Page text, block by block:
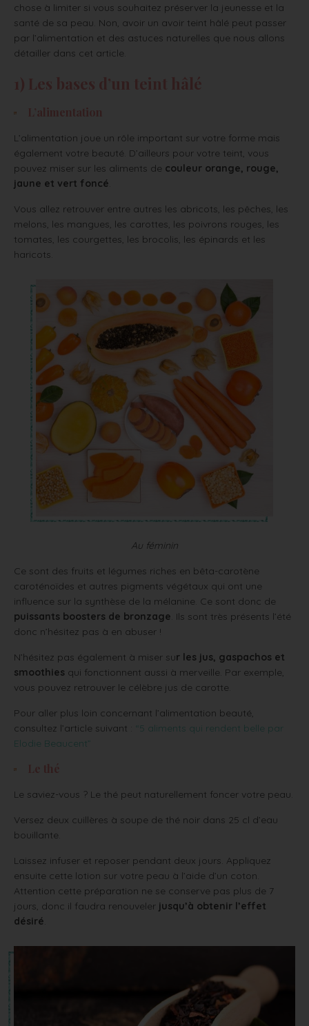
chose à limiter si vous souhaitez préserver la jeunesse et la
santé de sa peau. Non, avoir un avoir teint hâlé peut passer
par l’alimentation et des astuces naturelles que nous allons
détailler dans cet article.
L’alimentation joue un rôle important sur votre forme mais
également votre beauté. D’ailleurs pour votre teint, vous
pouvez miser sur les aliments de couleur orange, rouge,
jaune et vert foncé
Vous allez retrouver entre autres les abricots, les pêches, les
melons, les mangues, les carottes, les poivrons rouges, les
tomates, les courgettes, les brocolis, les épinards et les
haricots.
Au féminin
Ce sont des fruits et légumes riches en bêta-carotène
caroténoïdes et autres pigments végétaux qui ont une
influence sur la synthèse de la mélanine. Ce sont donc de
puissants boosters de bronzage . Ils sont très présents l’été
donc n’hésitez pas à en abuser !
N’hésitez pas également à miser sur les jus, gaspachos et
smoothies qui fonctionnent aussi à merveille. Par exemple,
vous pouvez retrouver le célèbre jus de carotte.
Pour aller plus loin concernant l’alimentation beauté,
consultez l’article suivant : “5 aliments qui rendent belle par
Elodie Beaucent”
Le saviez-vous ? Le thé peut naturellement foncer votre peau.
Versez deux cuillères à soupe de thé noir dans 25 cl d’eau
bouillante.
Laissez infuser et reposer pendant deux jours. Appliquez
ensuite cette lotion sur votre peau à l’aide d’un coton.
Attention cette préparation ne se conserve pas plus de 7
jours, donc il faudra renouveler jusqu’à obtenir l’effet
désiré